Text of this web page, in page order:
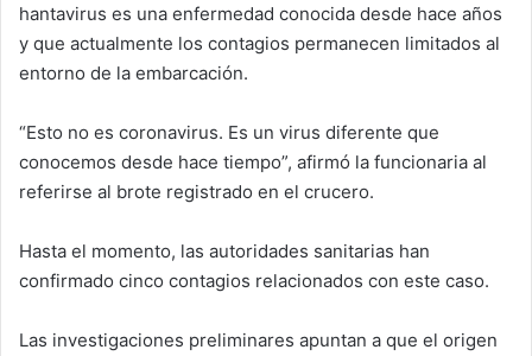
hantavirus es una enfermedad conocida desde hace años
y que actualmente los contagios permanecen limitados al
entorno de la embarcación.
“Esto no es coronavirus. Es un virus diferente que
conocemos desde hace tiempo”, afirmó la funcionaria al
referirse al brote registrado en el crucero.
Hasta el momento, las autoridades sanitarias han
confirmado cinco contagios relacionados con este caso.
Las investigaciones preliminares apuntan a que el origen